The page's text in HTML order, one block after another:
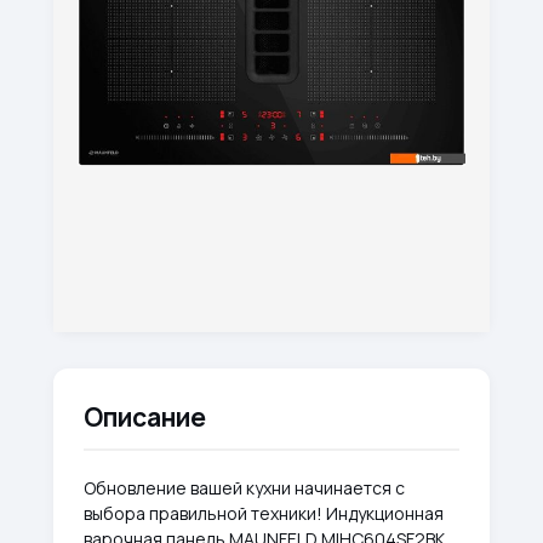
Описание
Обновление вашей кухни начинается с
выбора правильной техники! Индукционная